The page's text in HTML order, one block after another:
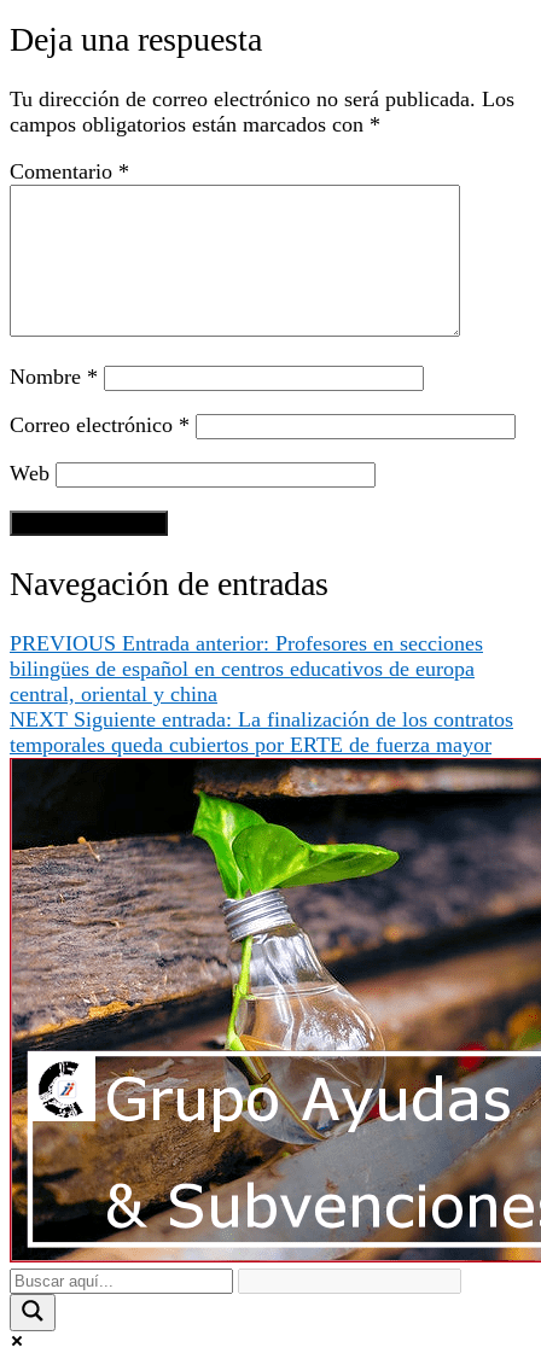
Deja una respuesta
Tu dirección de correo electrónico no será publicada. Los
campos obligatorios están marcados con *
Comentario *
Nombre *
Correo electrónico *
Web
Navegación de entradas
PREVIOUS Entrada anterior: Profesores en secciones
bilingües de español en centros educativos de europa
central, oriental y china
NEXT Siguiente entrada: La finalización de los contratos
temporales queda cubiertos por ERTE de fuerza mayor